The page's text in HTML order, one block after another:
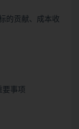
的贡献、成本收
事项